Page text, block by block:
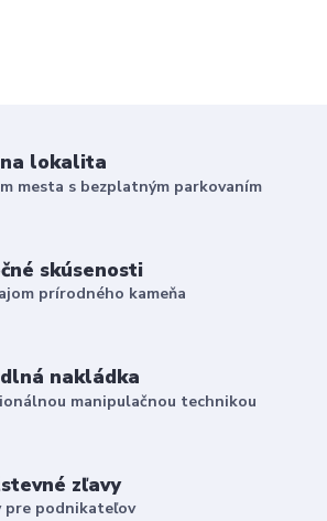
lokalita
mesta s bezplatným parkovaním
skúsenosti
prírodného kameňa
nakládka
manipulačnou technikou
zľavy
pre podnikateľov